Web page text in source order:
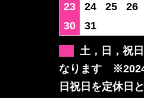
23
24 25 26
30
31
土，日，祝
なります
日祝日を定休日